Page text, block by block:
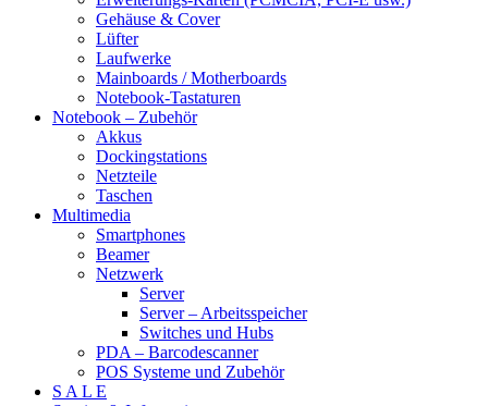
Gehäuse & Cover
Lüfter
Laufwerke
Mainboards / Motherboards
Notebook-Tastaturen
Notebook – Zubehör
Akkus
Dockingstations
Netzteile
Taschen
Multimedia
Smartphones
Beamer
Netzwerk
Server
Server – Arbeitsspeicher
Switches und Hubs
PDA – Barcodescanner
POS Systeme und Zubehör
S A L E